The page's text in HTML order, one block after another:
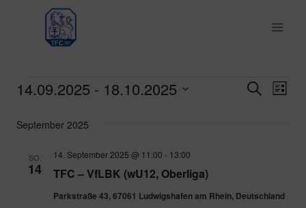
springen
Veranstaltungen SucheListe
14.09.2025 - 18.10.2025
wählen.
September 2025
SO.
14 TFC – VfLBK (wU12, Oberliga)
14. September 2025 @ 11:00 - 13:00
Parkstraße 43, 67061 Ludwigshafen am Rhein, Deutschland